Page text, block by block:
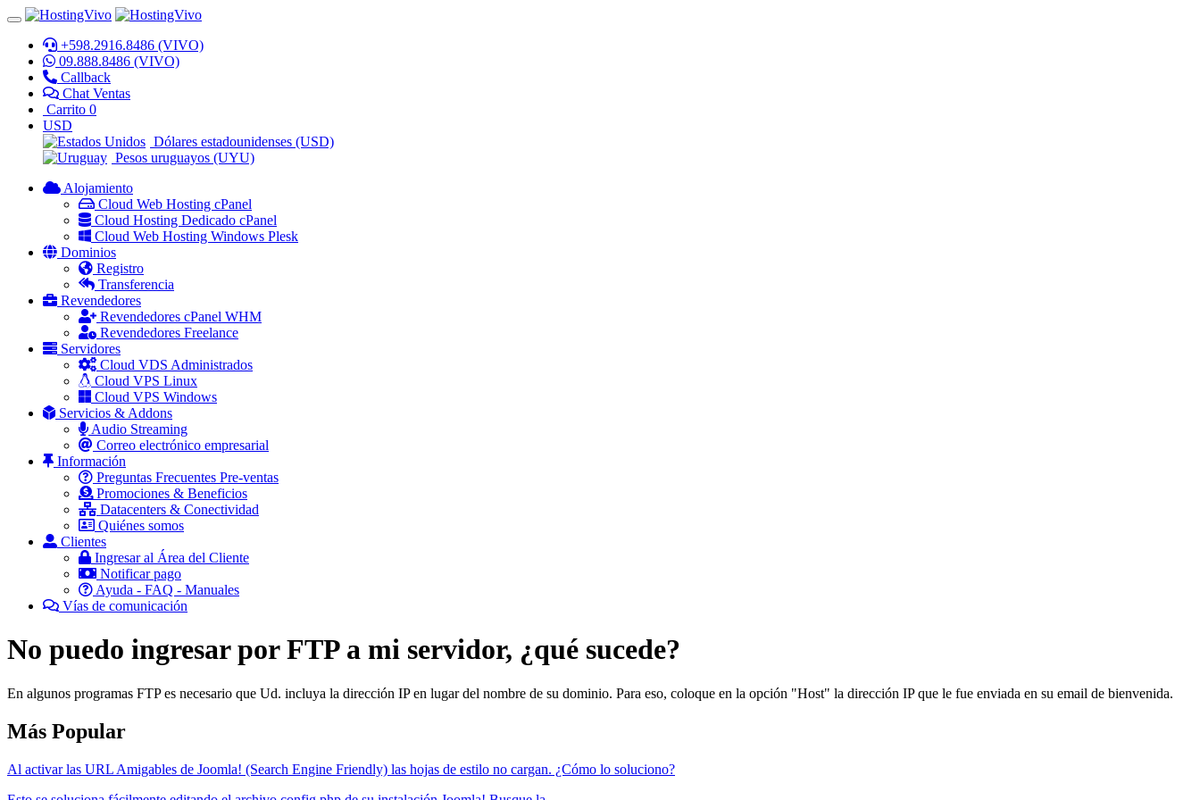
+598.2916.8486 (VIVO)
09.888.8486 (VIVO)
Callback
Chat Ventas
Carrito 0
USD
Dólares estadounidenses (USD)
Pesos uruguayos (UYU)
Alojamiento
Cloud Web Hosting cPanel
Cloud Hosting Dedicado cPanel
Cloud Web Hosting Windows Plesk
Dominios
Registro
Transferencia
Revendedores
Revendedores cPanel WHM
Revendedores Freelance
Servidores
Cloud VDS Administrados
Cloud VPS Linux
Cloud VPS Windows
Servicios & Addons
Audio Streaming
Correo electrónico empresarial
Información
Preguntas Frecuentes Pre-ventas
Promociones & Beneficios
Datacenters & Conectividad
Quiénes somos
Clientes
Ingresar al Área del Cliente
Notificar pago
Ayuda - FAQ - Manuales
Vías de comunicación
No puedo ingresar por FTP a mi servidor, ¿qué sucede?
En algunos programas FTP es necesario que Ud. incluya la dirección IP en lugar del nombre de su dominio. Para eso, coloque en la opción "Host" la dirección IP que le fue enviada en su email de bienvenida.
Más Popular
Al activar las URL Amigables de Joomla! (Search Engine Friendly) las hojas de estilo no cargan. ¿Cómo lo soluciono?